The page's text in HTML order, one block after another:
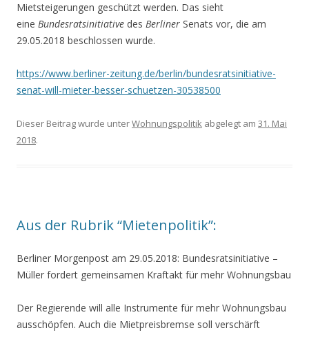
Mietsteigerungen geschützt werden. Das sieht
eine Bundesratsinitiative des Berliner Senats vor, die am
29.05.2018 beschlossen wurde.
https://www.berliner-zeitung.de/berlin/bundesratsinitiative-
senat-will-mieter-besser-schuetzen-30538500
Dieser Beitrag wurde unterWohnungspolitik abgelegt am 31. Mai
2018.
Aus der Rubrik “Mietenpolitik”:
Berliner Morgenpost am 29.05.2018: Bundesratsinitiative –
Müller fordert gemeinsamen Kraftakt für mehr Wohnungsbau
Der Regierende will alle Instrumente für mehr Wohnungsbau
ausschöpfen. Auch die Mietpreisbremse soll verschärft